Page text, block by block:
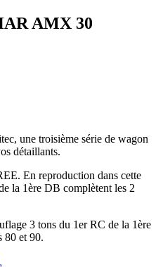
AMX 30
une troisième série de wagon
détaillants.
En reproduction dans cette
la 1ère DB complètent les 2
3 tons du 1er RC de la 1ère
80 et 90.